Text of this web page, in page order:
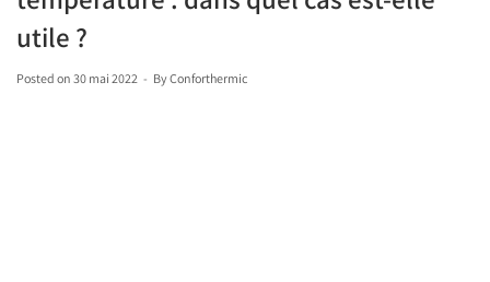
utile ?
Posted on 30 mai 2022 ByConforthermic